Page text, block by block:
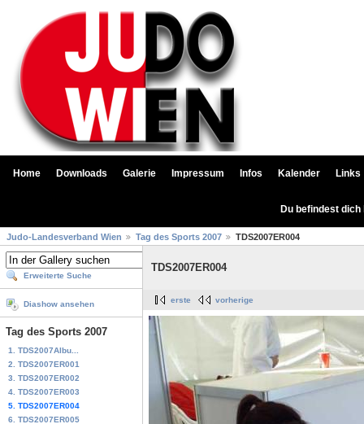
Home Downloads Galerie Impressum Infos Kalender Links
Du befindest
Judo-Landesverband Wien Tag des Sports 2007 TDS2007ER004
Erweiterte Suche
Diashow ansehen
Tag des Sports 2007
1. TDS2007Albu...
2. TDS2007ER001
3. TDS2007ER002
4. TDS2007ER003
5. TDS2007ER004
6. TDS2007ER005
TDS2007ER004
erste vorherige